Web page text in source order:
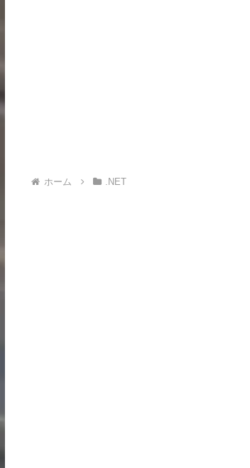
ホーム .NET